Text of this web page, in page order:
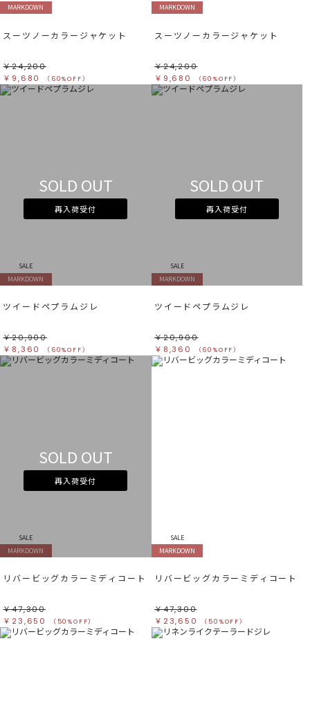
MARKDOWN
スーツノーカラージャケット
￥24,200
￥9,680
（60%OFF）
MARKDOWN
スーツノーカラージャケット
￥24,200
￥9,680
（60%OFF）
SOLD OUT
再入荷受付
SALE
MARKDOWN
ツイードペプラムジレ
￥20,900
￥8,360
（60%OFF）
SOLD OUT
再入荷受付
SALE
MARKDOWN
ツイードペプラムジレ
￥20,900
￥8,360
（60%OFF）
SOLD OUT
再入荷受付
SALE
MARKDOWN
リバービッグカラーミディコート
￥47,300
￥23,650
（50%OFF）
SALE
MARKDOWN
リバービッグカラーミディコート
￥47,300
￥23,650
（50%OFF）